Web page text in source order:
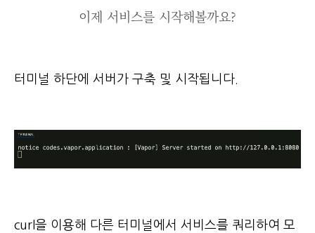
이제 서비스를 시작해볼까요?
터미널 하단에 서버가 구축 및 시작됩니다.
curl을 이용해 다른 터미널에서 서비스를 쿼리하여 모